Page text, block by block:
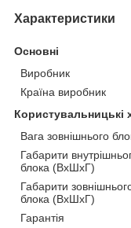
Характеристики
Основні
Виробник
Країна виробник
Користувальницькі
Вага зовнішнього
Габарити
блока (ВхШхГ)
Габарити
блока (ВхШхГ)
Гарантія